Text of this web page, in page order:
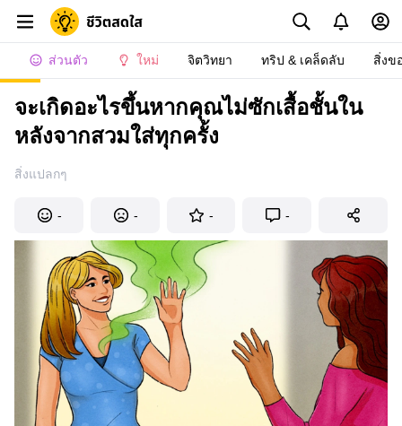
ส่วนตัว ใหม่ จิตวิทยา ทริป & เคล็ดลับ สิ่งข
จะเกิดอะไรขึ้นหากคุณไม่ซักเสื้อชั้นใน
หลังจากสวมใส่ทุกครั้ง
สิ่งแปลกๆ
- - - -